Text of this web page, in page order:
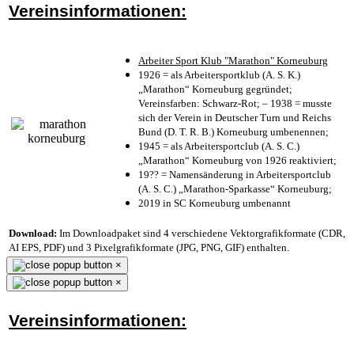
Vereinsinformationen:
Arbeiter Sport Klub "Marathon" Korneuburg
1926 = als Arbeitersportklub (A. S. K.)
„Marathon“ Korneuburg gegründet;
Vereinsfarben: Schwarz-Rot; – 1938 = musste
sich der Verein in Deutscher Turn und Reichs
Bund (D. T. R. B.) Korneuburg umbenennen;
1945 = als Arbeitersportclub (A. S. C.)
„Marathon“ Korneuburg von 1926 reaktiviert;
19?? = Namensänderung in Arbeitersportclub
(A. S. C.) „Marathon-Sparkasse“ Korneuburg;
2019 in SC Korneuburg umbenannt
Download: Im Downloadpaket sind 4 verschiedene Vektorgrafikformate (CDR,
AI EPS, PDF) und 3 Pixelgrafikformate (JPG, PNG, GIF) enthalten.
×
×
Vereinsinformationen: